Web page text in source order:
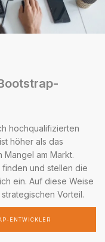
hochqualifizierten
höher als das
am Markt.
finden und stellen die
ein. Auf diese Weise
Vorteil.
ENTWICKLER